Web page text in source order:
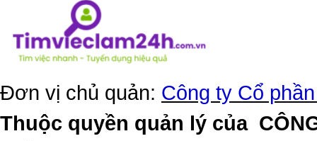
Đơn vị chủ quản: Công ty Cổ
Thuộc quyền quản lý của